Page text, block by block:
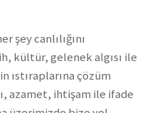
şey canlılığını
kültür, gelenek algısı ile
ıstıraplarına çözüm
azamet, ihtişam ile ifade